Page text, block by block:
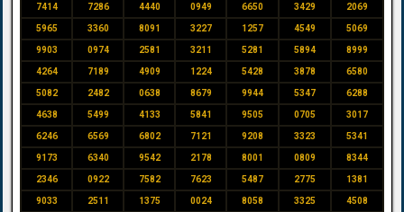
7414 7286 4440 0949 6650 3429 2069
5965 3360 8091 3227 1257 4549 5069
9903 0974 2581 3211 5281 5894 8999
4264 7189 4909 1224 5428 3878 6580
5082 2482 0638 8679 9944 5347 6288
4638 5499 4133 5841 9505 0705 3017
6246 6569 6802 7121 9208 3323 5341
9173 6340 9542 2178 8001 0809 8344
2346 0922 7582 7623 5487 2775 1381
9033 2511 1375 0024 8058 3325 4508